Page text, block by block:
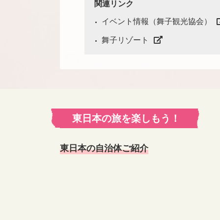
関連リンク
イベント情報（舞子観光協会）
舞子リゾート
東日本の旅を楽しもう！
東日本の自治体ご紹介